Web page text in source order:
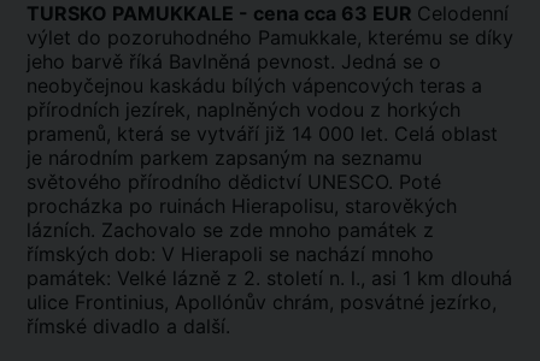
TURSKO PAMUKKALE - cena cca 63 EUR Celodenní
výlet do pozoruhodného Pamukkale, kterému se díky
jeho barvě říká Bavlněná pevnost. Jedná se o
neobyčejnou kaskádu bílých vápencových teras a
přírodních jezírek, naplněných vodou z horkých
pramenů, která se vytváří již 14 000 let. Celá oblast
je národním parkem zapsaným na seznamu
světového přírodního dědictví UNESCO. Poté
procházka po ruinách Hierapolisu, starověkých
lázních. Zachovalo se zde mnoho památek z
římských dob: V Hierapoli se nachází mnoho
památek: Velké lázně z 2. století n. l., asi 1 km dlouhá
ulice Frontinius, Apollónův chrám, posvátné jezírko,
římské divadlo a další.